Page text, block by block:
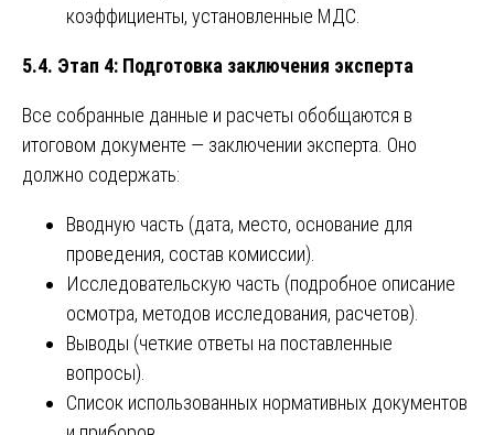
коэффициенты, установленные МДС.
5.4. Этап 4: Подготовка заключения эксперта
Все собранные данные и расчеты обобщаются в
итоговом документе — заключении эксперта. Оно
должно содержать:
Вводную часть (дата, место, основание для
проведения, состав комиссии).
Исследовательскую часть (подробное описание
осмотра, методов исследования, расчетов).
Выводы (четкие ответы на поставленные
вопросы).
Список использованных нормативных документов